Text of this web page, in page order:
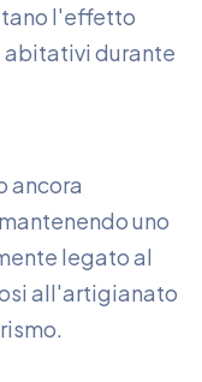
l'effetto
abitativi durante
ancora
uno
legato al
all'artigianato